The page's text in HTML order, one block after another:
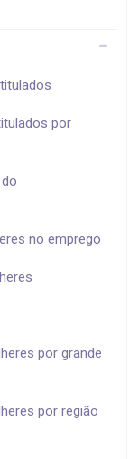
por
no emprego
por grande
por região